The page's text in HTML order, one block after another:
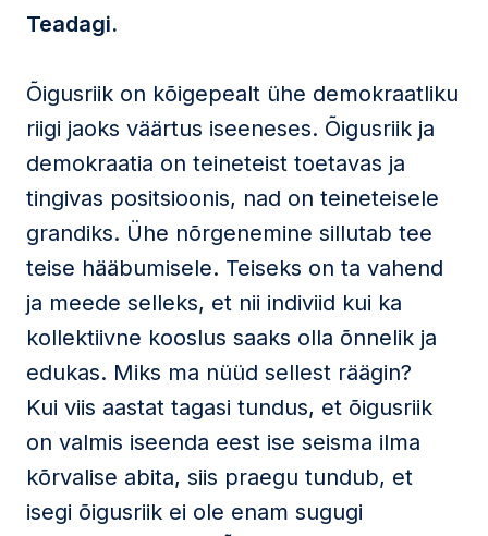
Teadagi.
Õigusriik on kõigepealt ühe demokraatliku
riigi jaoks väärtus iseeneses. Õigusriik ja
demokraatia on teineteist toetavas ja
tingivas positsioonis, nad on teineteisele
grandiks. Ühe nõrgenemine sillutab tee
teise hääbumisele. Teiseks on ta vahend
ja meede selleks, et nii indiviid kui ka
kollektiivne kooslus saaks olla õnnelik ja
edukas. Miks ma nüüd sellest räägin?
Kui viis aastat tagasi tundus, et õigusriik
on valmis iseenda eest ise seisma ilma
kõrvalise abita, siis praegu tundub, et
isegi õigusriik ei ole enam sugugi